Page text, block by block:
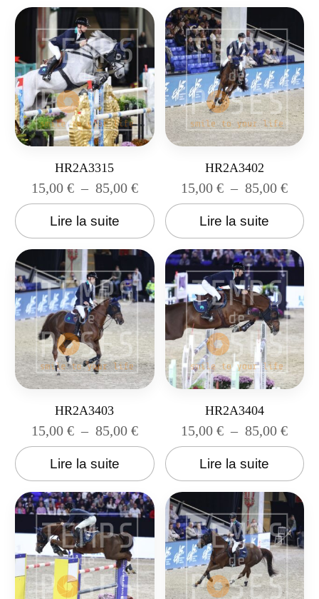
HR2A3315
15,00 € – 85,00 €
Lire la suite
HR2A3402
15,00€ – 85,00€
Lire la suite
HR2A3403
15,00 € – 85,00 €
Lire la suite
HR2A3404
15,00€ – 85,00€
Lire la suite